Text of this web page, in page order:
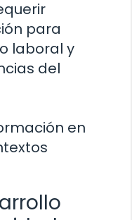
para
laboral y
del
en